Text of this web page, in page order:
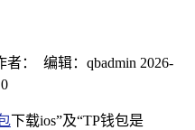
者： 编辑：qbadmin 2026-
下载ios”及“TP钱包是